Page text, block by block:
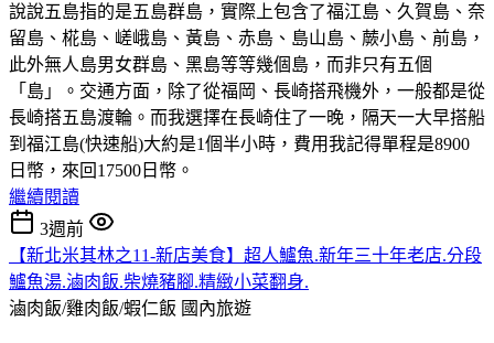
說說五島指的是五島群島，實際上包含了福江島、久賀島、奈
留島、椛島、嵯峨島、黃島、赤島、島山島、蕨小島、前島，
此外無人島男女群島、黑島等等幾個島，而非只有五個
「島」。交通方面，除了從福岡、長崎搭飛機外，一般都是從
長崎搭五島渡輪。而我選擇在長崎住了一晚，隔天一大早搭船
到福江島(快速船)大約是1個半小時，費用我記得單程是8900
日幣，來回17500日幣。
繼續閱讀
3週前
【新北米其林之11-新店美食】超人鱸魚.新年三十年老店.分段
鱸魚湯.滷肉飯.柴燒豬腳.精緻小菜翻身.
滷肉飯/雞肉飯/蝦仁飯 國內旅遊